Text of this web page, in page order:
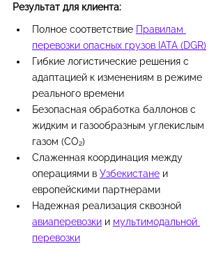
Результат для клиента:
Полное соответствие Правилам
перевозки опасных грузов IATA (DGR)
Гибкие логистические решения с
адаптацией к изменениям в режиме
реального времени
Безопасная обработка баллонов с
жидким и газообразным углекислым
газом (CO₂)
Слаженная координация между
операциями в Узбекистане и
европейскими партнерами
Надежная реализация сквозной
авиаперевозки и мультимодальной
перевозки